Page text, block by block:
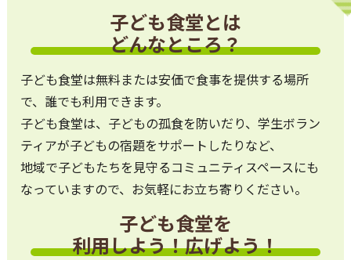
子ども食堂とは
どんなところ？
子ども食堂は無料または安価で食事を提供する場所
で、誰でも利用できます。
子ども食堂は、子どもの孤食を防いだり、学生ボラン
ティアが子どもの宿題をサポートしたりなど、
地域で子どもたちを見守るコミュニティスペースにも
なっていますので、お気軽にお立ち寄りください。
子ども食堂を
利用しよう！広げよう！